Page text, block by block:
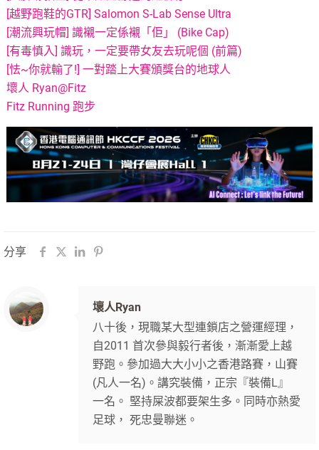
[越野跑鞋的GTR] Salomon S-Lab Sense Ultra
[潮流興玩帽] 識襯一定係襯「佢」 (Bike Cap)
[有毒慎入] 識玩，一定要帶女友去玩呢個 (前篇)
[怯~你就輸了!] 一對踏上大賽頒獎台的地球人
壞人 Ryan@Fitz
Fitz Running 跑步
分享
壞人Ryan
八十後，現職某大型連鎖店之營運經理，
自2011 首次參與毅行者後，漸漸愛上越
野跑。參加過大大小小之香港路賽，山賽
(凡人一名)。講究裝備，正宗『裝備L』
一名。 堅持屎波都要架生多。同時亦熱愛
足球， 死忠曼聯迷。